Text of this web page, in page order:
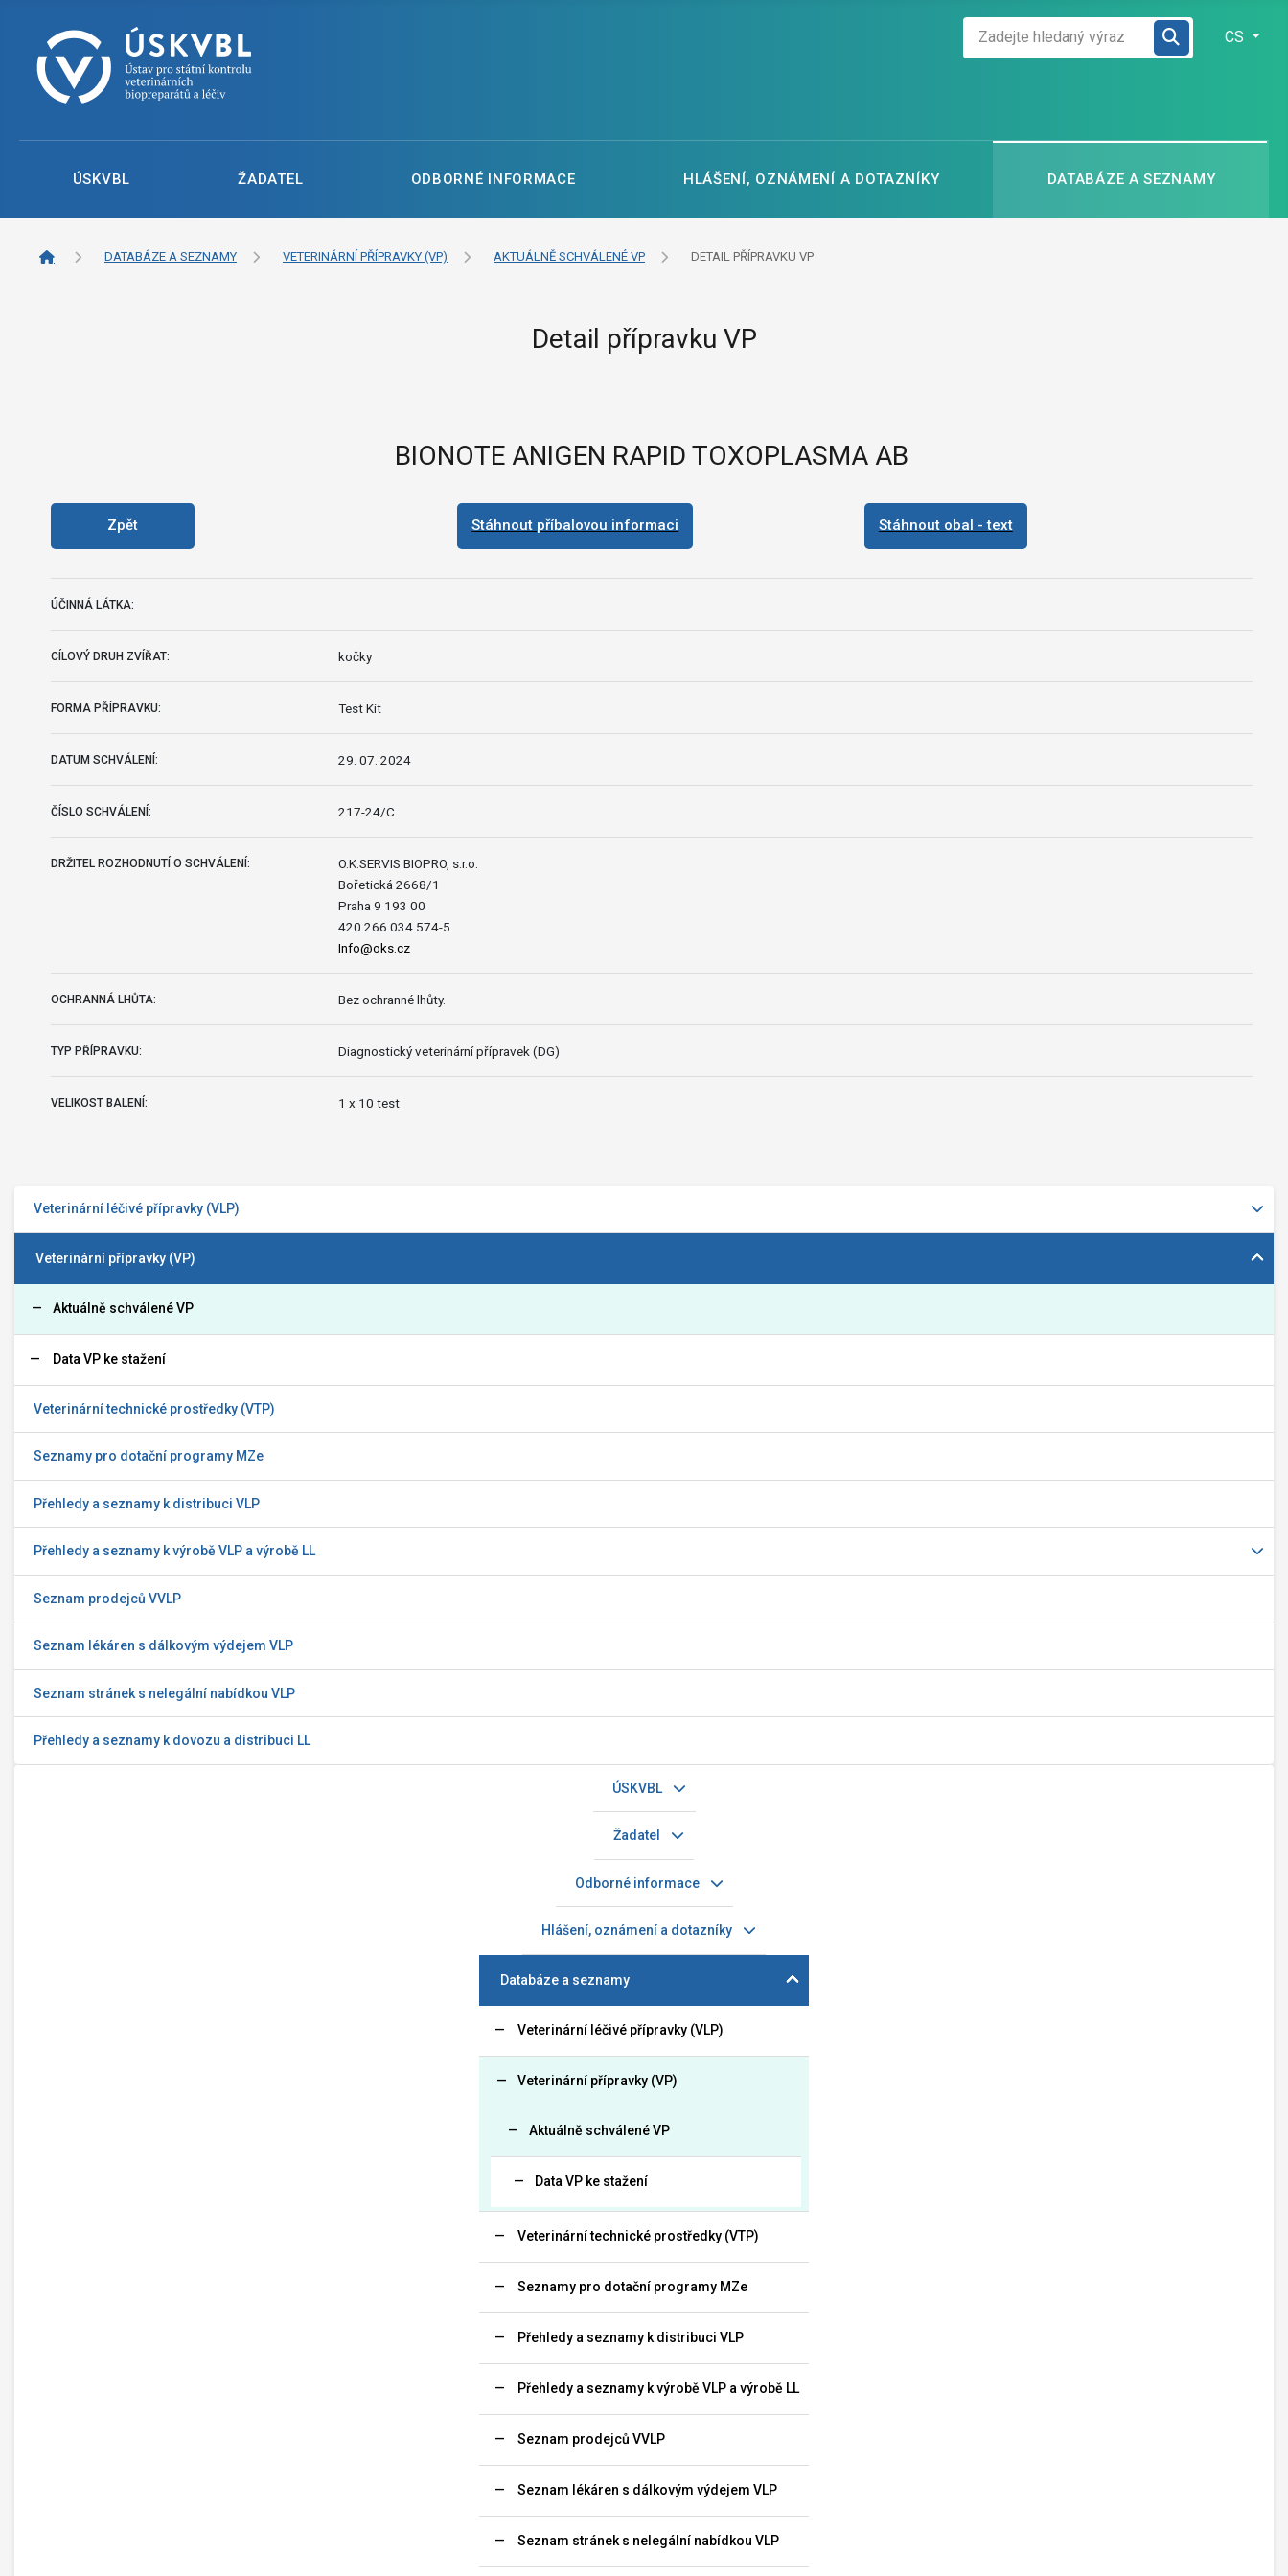
CS
ÚSKVBL ŽADATEL ODBORNÉ INFORMACE HLÁŠENÍ, OZNÁMENÍ A DOTAZNÍKY DATABÁZE A SEZNAMY
DATABÁZE A SEZNAMY VETERINÁRNÍ PŘÍPRAVKY (VP) AKTUÁLNĚ SCHVÁLENÉ VP DETAIL PŘÍPRAVKU VP
Veterinární léčivé přípravky (VLP)
Veterinární přípravky (VP)
Aktuálně schválené VP
Data VP ke stažení
Veterinární technické prostředky (VTP)
Seznamy pro dotační programy MZe
Přehledy a seznamy k distribuci VLP
Přehledy a seznamy k výrobě VLP a výrobě LL
Seznam prodejců VVLP
Seznam lékáren s dálkovým výdejem VLP
Seznam stránek s nelegální nabídkou VLP
Přehledy a seznamy k dovozu a distribuci LL
ÚSKVBL
Žadatel
Odborné informace
Hlášení, oznámení a dotazníky
Databáze a seznamy
Veterinární léčivé přípravky (VLP)
Veterinární přípravky (VP)
Aktuálně schválené VP
Data VP ke stažení
Veterinární technické prostředky (VTP)
Seznamy pro dotační programy MZe
Přehledy a seznamy k distribuci VLP
Přehledy a seznamy k výrobě VLP a výrobě LL
Seznam prodejců VVLP
Seznam lékáren s dálkovým výdejem VLP
Seznam stránek s nelegální nabídkou VLP
Detail přípravku VP
BIONOTE ANIGEN RAPID TOXOPLASMA AB
Zpět Stáhnout příbalovou informaci Stáhnout obal - text
ÚČINNÁ LÁTKA:
CÍLOVÝ DRUH ZVÍŘAT: kočky
FORMA PŘÍPRAVKU: Test Kit
DATUM SCHVÁLENÍ: 29. 07. 2024
ČÍSLO SCHVÁLENÍ: 217-24/C
DRŽITEL ROZHODNUTÍ O SCHVÁLENÍ:
O.K.SERVIS BIOPRO, s.r.o.
Bořetická 2668/1
Praha 9 193 00
420 266 034 574-5
Info@oks.cz
OCHRANNÁ LHŮTA: Bez ochranné lhůty.
TYP PŘÍPRAVKU: Diagnostický veterinární přípravek (DG)
VELIKOST BALENÍ: 1 x 10 test